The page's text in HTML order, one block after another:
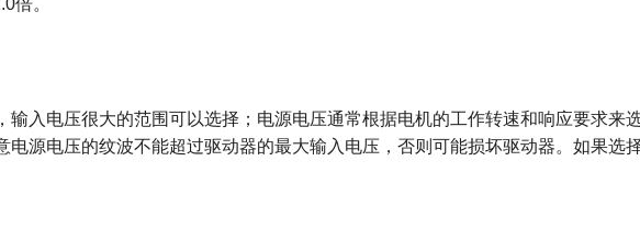
倍。
电压很大的范围可以选择；电源电压通常根据电机的工作转速和响应要求来
源电压的纹波不能超过驱动器的最大输入电压，否则可能损坏驱动器。如果选